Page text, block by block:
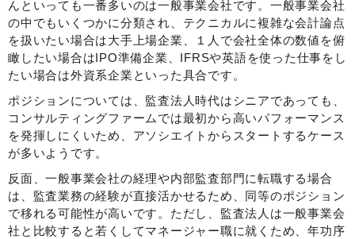
んといっても一番多いのは一般事業会社です。一般事業会社
の中でもいくつかに分類され、テクニカルに複雑な会計論点
を扱いたい場合は大手上場企業、１人で会社全体の数値を俯
瞰したい場合はIPO準備企業、IFRSや英語を使った仕事をし
たい場合は外資系企業といった具合です。
ポジションについては、監査法人時代はシニアであっても、
コンサルティングファームでは最初から高いパフォーマンス
を発揮しにくいため、アソシエイトからスタートするケース
が多いようです。
反面、一般事業会社の経理や内部監査部門に転職する場合
は、監査業務の経験が直接活かせるため、同等のポジション
で移れる可能性が高いです。ただし、監査法人は一般事業会
社と比較すると若くしてマネージャー職に就くため、年功序